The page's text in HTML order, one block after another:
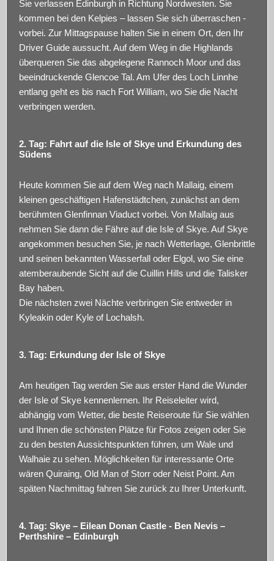
Sie verlassen Edinburgh in Richtung Nordwesten. Sie
kommen bei den Kelpies – lassen Sie sich überraschen -
vorbei. Zur Mittagspause halten Sie in einem Ort, den Ihr
Driver Guide aussucht. Auf dem Weg in die Highlands
überqueren Sie das abgelegene Rannoch Moor und das
beeindruckende Glencoe Tal. Am Ufer des Loch Linnhe
entlang geht es bis nach Fort William, wo Sie die Nacht
verbringen werden.
2. Tag: Fahrt auf die Isle of Skye und Erkundung des
Südens
Heute kommen Sie auf dem Weg nach Mallaig, einem
kleinen geschäftigen Hafenstädtchen, zunächst an dem
berühmten Glenfinnan Viaduct vorbei. Von Mallaig aus
nehmen Sie dann die Fähre auf die Isle of Skye. Auf Skye
angekommen besuchen Sie, je nach Wetterlage, Glenbrittle
und seinen bekannten Wasserfall oder Elgol, wo Sie eine
atemberaubende Sicht auf die Cuillin Hills und die Talisker
Bay haben.
Die nächsten zwei Nächte verbringen Sie entweder in
Kyleakin oder Kyle of Lochalsh.
3. Tag: Erkundung der Isle of Skye
Am heutigen Tag werden Sie aus erster Hand die Wunder
der Isle of Skye kennenlernen. Ihr Reiseleiter wird,
abhängig vom Wetter, die beste Reiseroute für Sie wählen
und Ihnen die schönsten Plätze für Fotos zeigen oder Sie
zu den besten Aussichtspunkten führen, um Wale und
Walhaie zu sehen. Möglichkeiten für interessante Orte
wären Quiraing, Old Man of Storr oder Neist Point. Am
späten Nachmittag fahren Sie zurück zu Ihrer Unterkunft.
4. Tag: Skye – Eilean Donan Castle - Ben Nevis –
Perthshire – Edinburgh